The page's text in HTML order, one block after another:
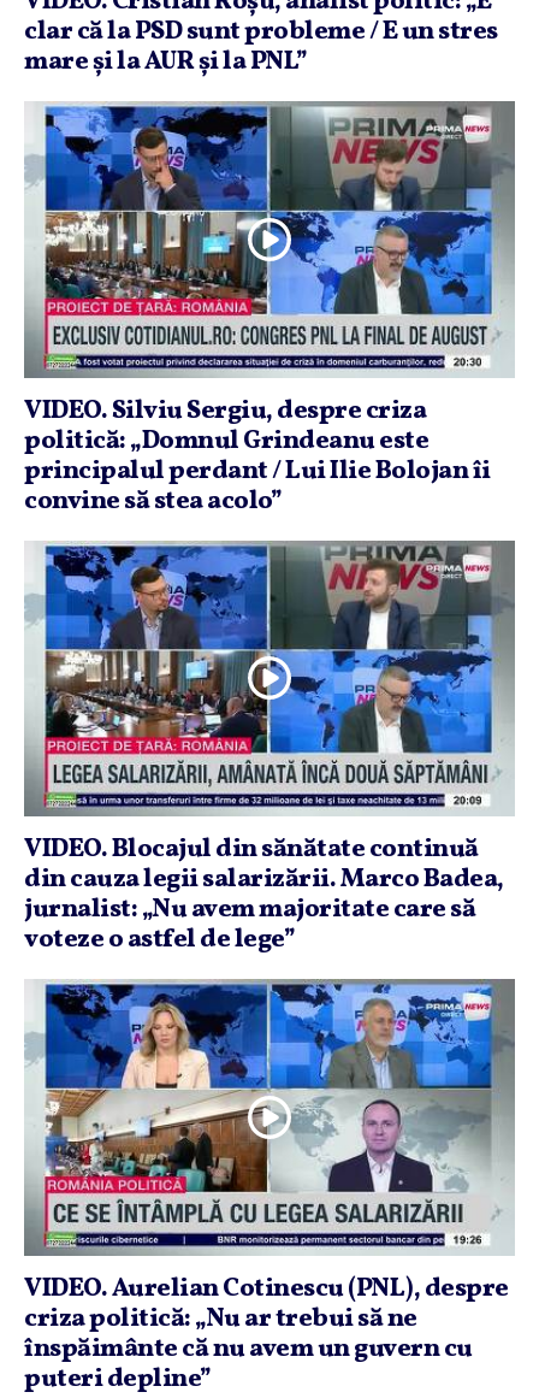
clar că la PSD sunt probleme / E un stres
mare şi la AUR şi la PNL”
VIDEO. Silviu Sergiu, despre criza
politică: „Domnul Grindeanu este
principalul perdant / Lui Ilie Bolojan îi
convine să stea acolo”
VIDEO. Blocajul din sănătate continuă
din cauza legii salarizării. Marco Badea,
jurnalist: „Nu avem majoritate care să
voteze o astfel de lege”
VIDEO. Aurelian Cotinescu (PNL), despre
criza politică: „Nu ar trebui să ne
înspăimânte că nu avem un guvern cu
puteri depline”